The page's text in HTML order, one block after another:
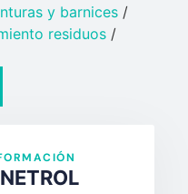
y barnices​/
residuos/